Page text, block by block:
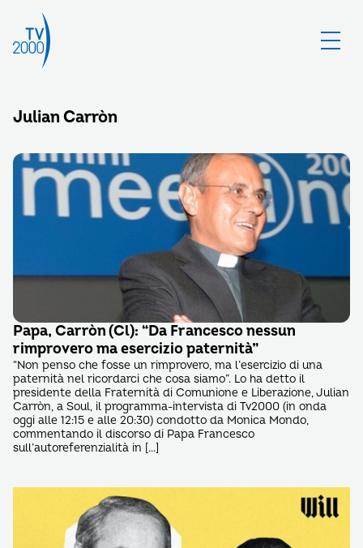
Julian Carròn
Papa, Carròn (Cl): “Da Francesco nessun
rimprovero ma esercizio paternità”
“Non penso che fosse un rimprovero, ma l’esercizio di una
paternità nel ricordarci che cosa siamo”. Lo ha detto il
presidente della Fraternità di Comunione e Liberazione, Julian
Carròn, a Soul, il programma-intervista di Tv2000 (in onda
oggi alle 12:15 e alle 20:30) condotto da Monica Mondo,
commentando il discorso di Papa Francesco
sull’autoreferenzialità in […]